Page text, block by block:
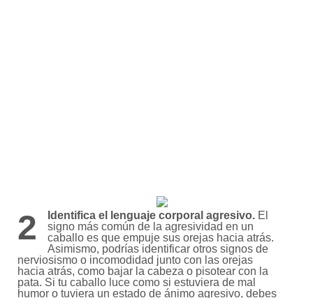
2 Identifica el lenguaje corporal agresivo. El
signo más común de la agresividad en un
caballo es que empuje sus orejas hacia atrás.
Asimismo, podrías identificar otros signos de
nerviosismo o incomodidad junto con las orejas
hacia atrás, como bajar la cabeza o pisotear con la
pata. Si tu caballo luce como si estuviera de mal
humor o tuviera un estado de ánimo agresivo, debes